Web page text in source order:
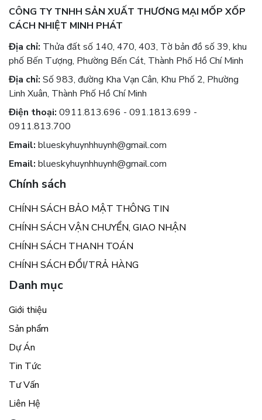
CÔNG TY TNHH SẢN XUẤT THƯƠNG MẠI MỐP XỐP
CÁCH NHIỆT MINH PHÁT
Địa chỉ: Thửa đất số 140, 470, 403, Tờ bản đồ số 39, khu
phố Bến Tượng, Phường Bến Cát, Thành Phố Hồ Chí Minh
Địa chỉ: Số 983, đường Kha Vạn Cân, Khu Phố 2, Phường
Linh Xuân, Thành Phố Hồ Chí Minh
Điện thoại: 0911.813.696 - 091.1813.699 -
0911.813.700
Email: blueskyhuynhhuynh@gmail.com
Email: blueskyhuynhhuynh@gmail.com
Chính sách
CHÍNH SÁCH BẢO MẬT THÔNG TIN
CHÍNH SÁCH VẬN CHUYỂN, GIAO NHẬN
CHÍNH SÁCH THANH TOÁN
CHÍNH SÁCH ĐỔI/TRẢ HÀNG
Danh mục
Giới thiệu
Sản phẩm
Dự Án
Tin Tức
Tư Vấn
Liên Hệ